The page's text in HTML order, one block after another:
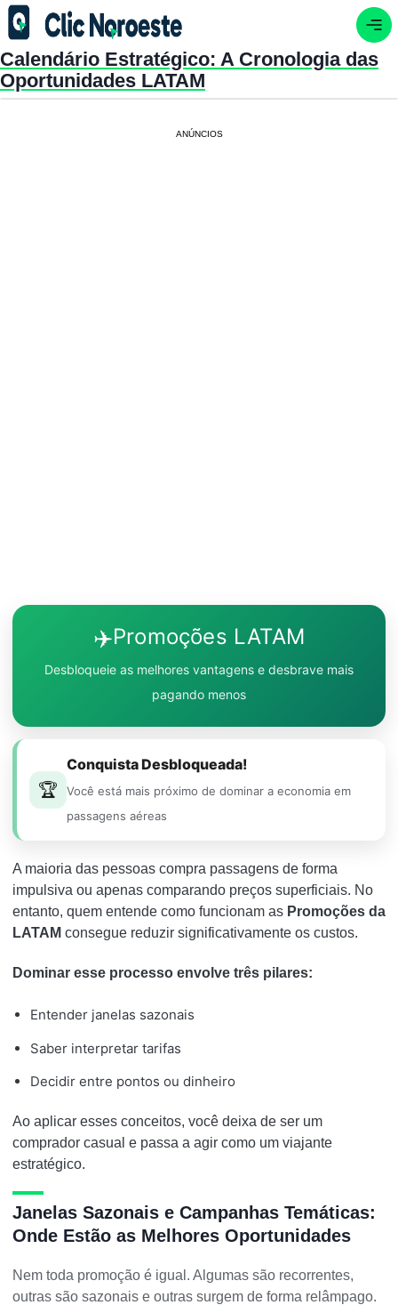
Calendário Estratégico: A Cronologia das
Oportunidades LATAM
ANÚNCIOS
✈️Promoções LATAM
Desbloqueie as melhores vantagens e desbrave mais
pagando menos
🏆
Conquista Desbloqueada!
Você está mais próximo de dominar a economia em
passagens aéreas
A maioria das pessoas compra passagens de forma
impulsiva ou apenas comparando preços superficiais. No
entanto, quem entende como funcionam as Promoções da
LATAM consegue reduzir significativamente os custos.
Dominar esse processo envolve três pilares:
Entender janelas sazonais
Saber interpretar tarifas
Decidir entre pontos ou dinheiro
Ao aplicar esses conceitos, você deixa de ser um
comprador casual e passa a agir como um viajante
estratégico.
Janelas Sazonais e Campanhas Temáticas:
Onde Estão as Melhores Oportunidades
Nem toda promoção é igual. Algumas são recorrentes,
outras são sazonais e outras surgem de forma relâmpago.